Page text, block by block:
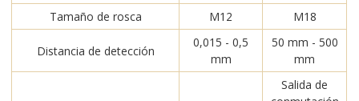
Tamaño de rosca
M12 M18
Distancia de detección
0,015 - 0,5
mm
50 mm - 500
mm
Salida de